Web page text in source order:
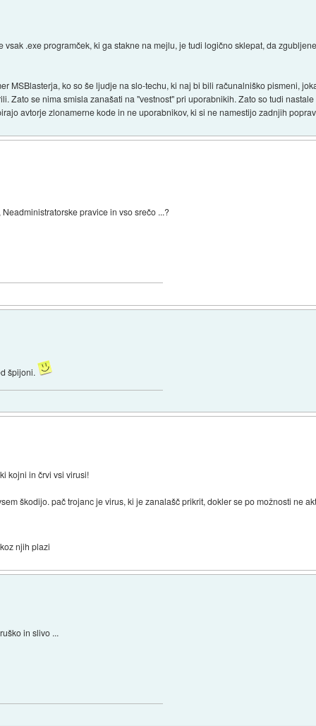
vsak .exe programček, ki ga stakne na mejlu, je tudi logično sklepat, da
MSBlasterja, ko so še ljudje na slo-techu, ki naj bi bili računalniško pismeni,
Zato se nima smisla zanašati na "vestnost" pri uporabnikih. Zato so tudi
avtorje zlonamerne kode in ne uporabnikov, ki si ne namestijo zadnjih
pravice in vso srečo ...?
špijoni.
kojni in črvi vsi virusi!
škodijo. pač trojanc je virus, ki je zanalašč prikrit, dokler se po možnosti ne
njih plazi
in slivo ...